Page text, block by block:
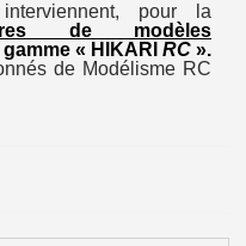
: 5€ de réduction
en France Métropolitaine
pour 250€ d'achats
pour la
de modèles
« HIKARI RC ».
de Modélisme RC